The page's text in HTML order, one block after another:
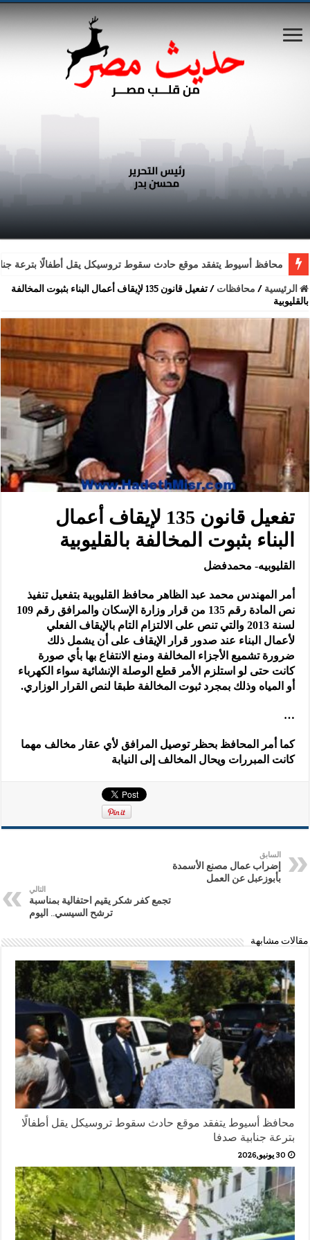
محافظ أسيوط يتفقد موقع حادث سقوط تروسيكل يقل أطفالًا بترعة
الرئيسية / محافظات /
تفعيل قانون 135 لإيقاف أعمال البناء بثبوت المخالفة
بالقليوبية
تفعيل قانون 135 لإيقاف أعمال
البناء بثبوت المخالفة بالقليوبية
القليوبيه- محمدفضل
أمر المهندس محمد عبد الظاهر محافظ القليوبية بتفعيل تنفيذ
نص المادة رقم 135 من قرار وزارة الإسكان والمرافق رقم 109
لسنة 2013 والتي تنص على الالتزام التام بالإيقاف الفعلي
لأعمال البناء عند صدور قرار الإيقاف على أن يشمل ذلك
ضرورة تشميع الأجزاء المخالفة ومنع الانتفاع بها بأي صورة
كانت حتى لو استلزم الأمر قطع الوصلة الإنشائية سواء الكهرباء
أو المياه وذلك بمجرد ثبوت المخالفة طبقا لنص القرار الوزاري.
…
كما أمر المحافظ بحظر توصيل المرافق لأي عقار مخالف مهما
كانت المبررات ويحال المخالف إلى النيابة
السابق
إضراب عمال مصنع الأسمدة
بأبوزعبل عن العمل
التالي
تجمع كفر شكر يقيم احتفالية بمناسبة
ترشح السيسي.. اليوم
مقالات مشابهة
محافظ أسيوط يتفقد موقع حادث سقوط تروسيكل يقل أطفالًا
بترعة جنابية صدفا
30 يونيو,2026